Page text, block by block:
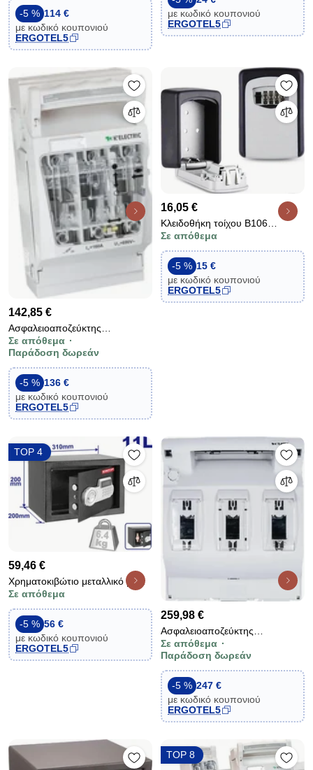
-5 % 114 €
με κωδικό κουπονιού
ERGOTEL5
με κωδικό κουπονιού
ERGOTEL5
142,85 €
Ασφαλειοαποζεύκτης
μεγέθους:2 400A 400V/50-60Hz
(203210) K-ELECTRIC
Γερμανίας
Σε απόθεμα
Παράδοση δωρεάν
-5 % 136 €
με κωδικό κουπονιού
ERGOTEL5
16,05 €
Κλειδοθήκη τοίχου B106
επαναπρογραμματιζόμενη με
συνδυασμό 4 ψηφίων και
συρόμενο πορτάκι
Σε απόθεμα
-5 % 15 €
με κωδικό κουπονιού
ERGOTEL5
TOP 4
59,46 €
Χρηματοκιβώτιο μεταλλικό με
οθόνη LCD Εmtop eesf2003
&amp; διάσταση
200x310x200mm 6,4kg ανθρακί
χρώμα
Σε απόθεμα
-5 % 56 €
με κωδικό κουπονιού
ERGOTEL5
259,98 €
Ασφαλειοαποζεύκτης
μεγέθους:3 630A 400V/50-60Hz
(143310) K-ELECTRIC
Γερμανίας
Σε απόθεμα
Παράδοση δωρεάν
-5 % 247 €
με κωδικό κουπονιού
ERGOTEL5
TOP 8